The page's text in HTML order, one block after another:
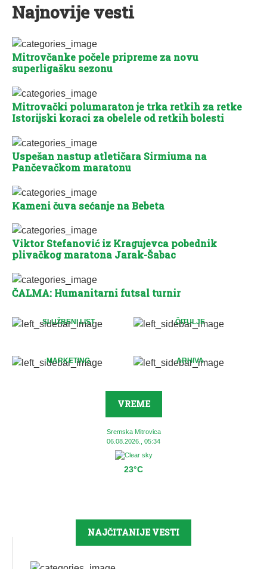
SLUŽBENI LIST ČITULJE
MARKETING ARHIVA
VREME
Sremska Mitrovica
06.08.2026., 05:34
23°C
Najnovije vesti
Mitrovčanke počele pripreme za novu
superligašku sezonu
Mitrovački polumaraton je trka retkih za retke
Istorijski koraci za obelele od retkih bolesti
Uspešan nastup atletičara Sirmiuma na
Pančevačkom maratonu
Kameni čuva sećanje na Bebeta
Viktor Stefanović iz Kragujevca pobednik
plivačkog maratona Jarak-Šabac
ČALMA: Humanitarni futsal turnir
NAJČITANIJE VESTI